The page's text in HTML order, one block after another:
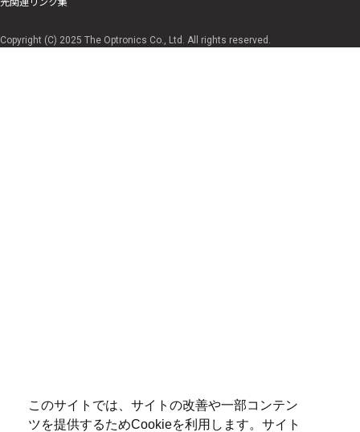
このサイトでは、サイトの改善や一部コンテン
ツを提供するためCookieを利用します。サイト
Copyright (C) 2025 The Optronics Co., Ltd. All rights reserved.